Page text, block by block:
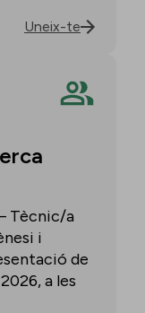
Uneix-te
Tècnic/a
i
de
a les